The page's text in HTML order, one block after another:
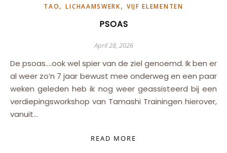
TAO,LICHAAMSWERK, VIJF ELEMENTEN
PSOAS
April 28, 2026
De psoas….ook wel spier van de ziel genoemd. Ik ben er
al weer zo’n 7 jaar bewust mee onderweg en een paar
weken geleden heb ik nog weer geassisteerd bij een
verdiepingsworkshop van Tamashi Trainingen hierover,
vanuit…
READ MORE